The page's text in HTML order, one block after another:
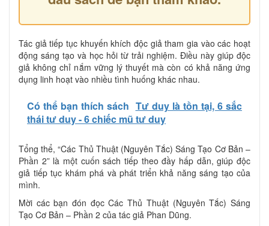
Tác giả tiếp tục khuyến khích độc giả tham gia vào các hoạt
động sáng tạo và học hỏi từ trải nghiệm. Điều này giúp độc
giả không chỉ nắm vững lý thuyết mà còn có khả năng ứng
dụng linh hoạt vào nhiều tình huống khác nhau.
Có thể bạn thích sách Tư duy là tồn tại, 6 sắc
thái tư duy - 6 chiếc mũ tư duy
Tổng thể, “Các Thủ Thuật (Nguyên Tắc) Sáng Tạo Cơ Bản –
Phần 2” là một cuốn sách tiếp theo đầy hấp dẫn, giúp độc
giả tiếp tục khám phá và phát triển khả năng sáng tạo của
mình.
Mời các bạn đón đọc Các Thủ Thuật (Nguyên Tắc) Sáng
Tạo Cơ Bản – Phần 2 của tác giả Phan Dũng.